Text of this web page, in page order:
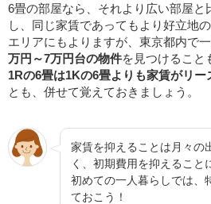
6畳の部屋なら、それより広い部屋と
し、同じ家賃であってもより好立地
エリアにもよりますが、東京都内で
万円～7万円台の物件を見つけること
1Rの6畳は1Kの6畳よりも家賃がリー
とも、併せて覚えておきましょう。
家賃を抑えることは月々の
く、初期費用を抑えること
初めての一人暮らしでは、
ておこう！